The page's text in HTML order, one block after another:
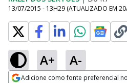
13/07/2015 - 13H29 (ATUALIZADO EM
A+ A-
Adicione como fonte preferencial